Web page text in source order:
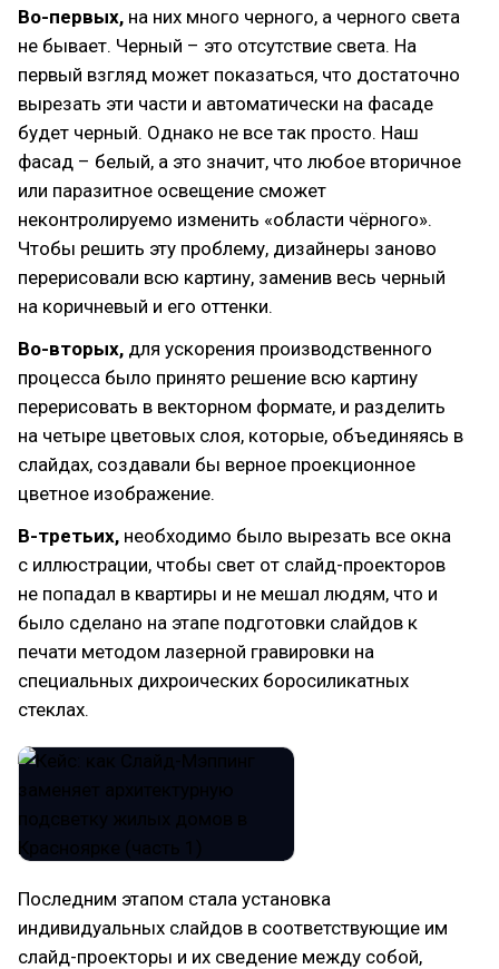
Во-первых, на них много черного, а черного света
не бывает. Черный – это отсутствие света. На
первый взгляд может показаться, что достаточно
вырезать эти части и автоматически на фасаде
будет черный. Однако не все так просто. Наш
фасад – белый, а это значит, что любое вторичное
или паразитное освещение сможет
неконтролируемо изменить «области чёрного».
Чтобы решить эту проблему, дизайнеры заново
перерисовали всю картину, заменив весь черный
на коричневый и его оттенки.
Во-вторых, для ускорения производственного
процесса было принято решение всю картину
перерисовать в векторном формате, и разделить
на четыре цветовых слоя, которые, объединяясь в
слайдах, создавали бы верное проекционное
цветное изображение.
В-третьих, необходимо было вырезать все окна
с иллюстрации, чтобы свет от слайд-проекторов
не попадал в квартиры и не мешал людям, что и
было сделано на этапе подготовки слайдов к
печати методом лазерной гравировки на
специальных дихроических боросиликатных
стеклах.
Последним этапом стала установка
индивидуальных слайдов в соответствующие им
слайд-проекторы и их сведение между собой,